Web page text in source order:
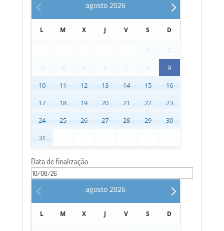
agosto 2026
L M X J V S D
1
2
3
4 5 6 7 8
9
10
11 12 13 14 15
16
17
18 19 20 21 22
23
24
25 26 27 28 29
30
31
Data de finalização
agosto 2026
L M X J V S D